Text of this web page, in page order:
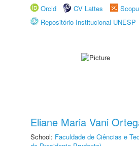
Orcid
CV Lattes
Repositório Institucional UNESP
Eliane Maria Vani
School: Faculdade de Ciências e